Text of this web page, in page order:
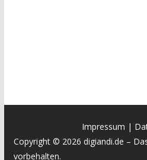
Impressum |
Copyright © 2026 digiandi.de –
vorbehalten.